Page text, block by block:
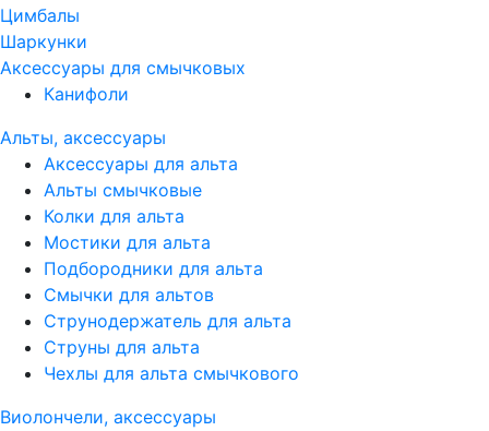
Цимбалы
Шаркунки
Аксессуары для смычковых
Канифоли
Альты, аксессуары
Аксессуары для альта
Альты смычковые
Колки для альта
Мостики для альта
Подбородники для альта
Смычки для альтов
Струнодержатель для альта
Струны для альта
Чехлы для альта смычкового
Виолончели, аксессуары